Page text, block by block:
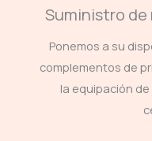
Suministro
Ponemos a su
complementos de
la equipación